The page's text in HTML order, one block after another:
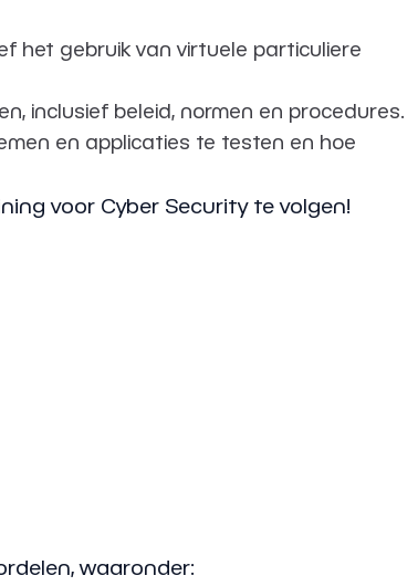
het gebruik van virtuele particuliere
inclusief beleid, normen en procedures.
en applicaties te testen en hoe
voor Cyber Security te volgen!
waaronder: